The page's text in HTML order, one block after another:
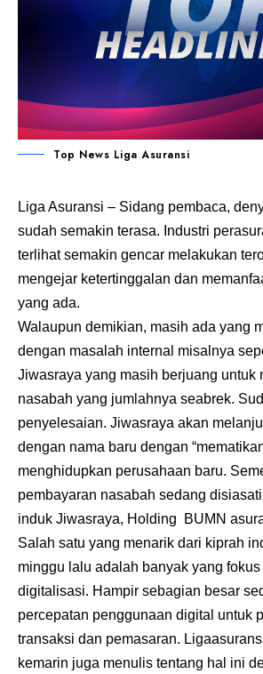
Top News Liga Asuransi
Liga Asuransi – Sidang pembaca,
sudah semakin terasa. Industri
terlihat semakin gencar melakukan
mengejar ketertinggalan dan
yang ada.
Walaupun demikian, masih ada yang
dengan masalah internal misalnya
Jiwasraya yang masih berjuang untuk
nasabah yang jumlahnya seabrek.
penyelesaian. Jiwasraya akan
dengan nama baru dengan
menghidupkan perusahaan baru.
pembayaran nasabah sedang
induk Jiwasraya, Holding BUMN
Salah satu yang menarik dari kiprah
minggu lalu adalah banyak yang
digitalisasi. Hampir sebagian besar
percepatan penggunaan digital untuk
transaksi dan pemasaran.
kemarin juga menulis tentang hal ini